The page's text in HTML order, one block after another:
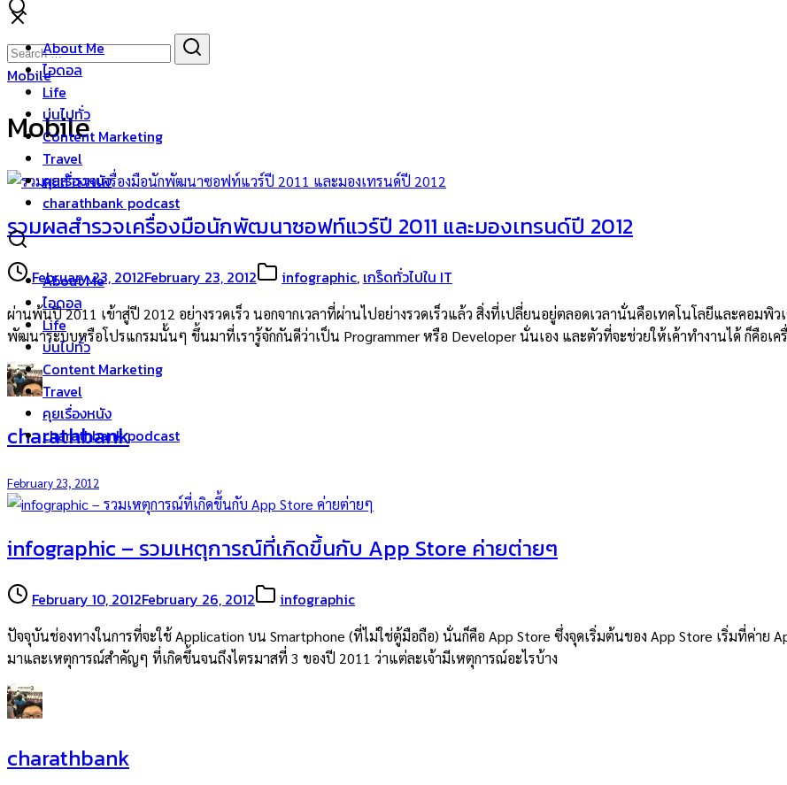
Skip
content
About Me
ไอดอล
Life
บ่นไปทั่ว
Content Marketing
Travel
คุยเรื่องหนัง
charathbank podcast
About Me
ไอดอล
Life
บ่นไปทั่ว
Content Marketing
Travel
คุยเรื่องหนัง
charathbank podcast
Search
for:
Mobile
Mobile
รวมผลสำรวจเครื่องมือนักพัฒนาซอฟท์แวร์ปี 2011 และมองเทรนด์ปี 2012
February 23, 2012February 23, 2012 infographic, เกร็ดทั่วไปใน IT
ผ่านพ้นปี 2011 เข้าสู่ปี 2012 อย่างรวดเร็ว นอกจากเวลาที่ผ่านไปอย่างรวดเร็วแล้ว สิ่งที่เปลี่ยนอยู่ตลอดเวลานั่นคือเทคโนโลยีและคอมพิ
พัฒนาระบบหรือโปรแกรมนั้นๆ ขึ้นมาที่เรารู้จักกันดีว่าเป็น Programmer หรือ Developer นั่นเอง และตัวที่จะช่วยให้เค้าทำงานได้ ก็คือเค
charathbank
February 23, 2012
infographic – รวมเหตุการณ์ที่เกิดขึ้นกับ App Store ค่ายต่ายๆ
February 10, 2012February 26, 2012 infographic
ปัจจุบันช่องทางในการที่จะใช้ Application บน Smartphone (ที่ไม่ใช่ตู้มือถือ) นั่นก็คือ App Store ซึ่งจุดเริ่มต้นของ App Store เริ่มที่ค่าย
มาและเหตุการณ์สำคัญๆ ที่เกิดขึ้นจนถึงไตรมาสที่ 3 ของปี 2011 ว่าแต่ละเจ้ามีเหตุการณ์อะไรบ้าง
charathbank